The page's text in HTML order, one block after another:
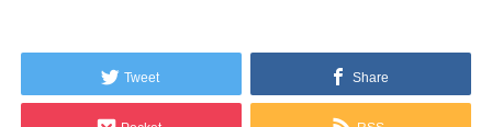
Tweet Share